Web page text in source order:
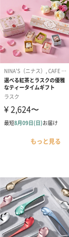
もっと見る